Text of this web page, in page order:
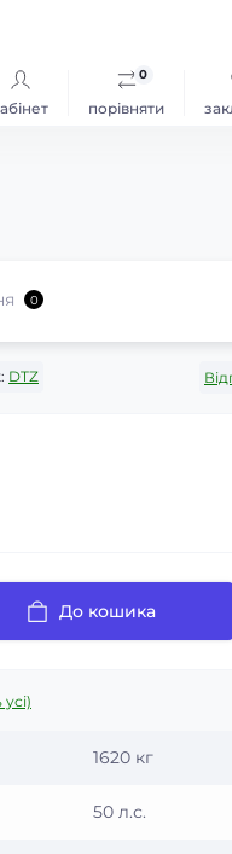
порівняти
0
0
DTZ
До кошика
1620 кг
50 л.с.